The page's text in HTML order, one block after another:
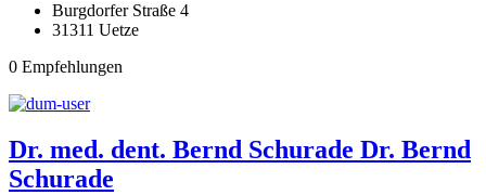
Burgdorfer Straße 4
31311 Uetze
0 Empfehlungen
Dr. med. dent. Bernd Schurade Dr. Bernd
Schurade